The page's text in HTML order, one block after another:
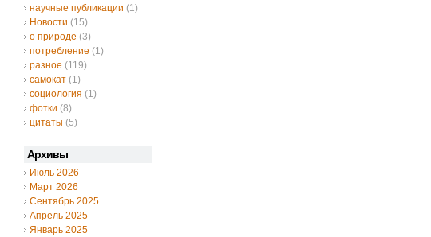
научные публикации (1)
Новости (15)
о природе (3)
потребление (1)
разное (119)
самокат (1)
социология (1)
фотки (8)
цитаты (5)
Архивы
Июль 2026
Март 2026
Сентябрь 2025
Апрель 2025
Январь 2025